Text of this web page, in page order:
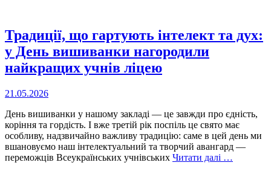
Традиції, що гартують інтелект та дух:
у День вишиванки нагородили
найкращих учнів ліцею
21.05.2026
День вишиванки у нашому закладі — це завжди про єдність,
коріння та гордість. І вже третій рік поспіль це свято має
особливу, надзвичайно важливу традицію: саме в цей день ми
вшановуємо наш інтелектуальний та творчий авангард —
переможців Всеукраїнських учнівських Читати далі …